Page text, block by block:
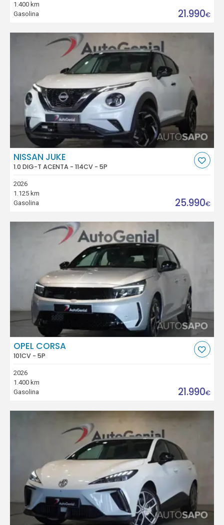
1.400 km
Gasolina
21.990€
NISSAN JUKE
1.0 DIG-T ACENTA - 114CV - 5P
2026
1.125 km
Gasolina
25.990€
OPEL CORSA
101CV - 5P
2026
1.400 km
Gasolina
21.990€